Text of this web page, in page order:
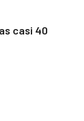
casi 40